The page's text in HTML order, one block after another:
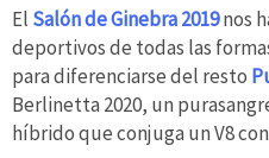
El Salón de Ginebra 2019nos
deportivos de todas las
para diferenciarse del resto
Berlinetta 2020, un
híbrido que conjuga un V8